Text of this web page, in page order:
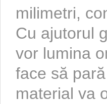
milimetri,
Cu ajutorul
vor lumina
face să
material va